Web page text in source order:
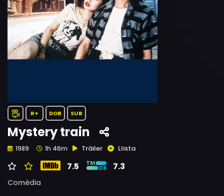
R+ DOB SUB
Mystery train
1989 1h 46m Tràiler Llista
7.5 7.3
Comèdia